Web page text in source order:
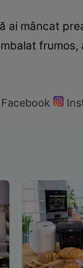
ai mâncat
Facebook